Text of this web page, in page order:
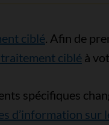
ciblé. Afin de
cibléà
spécifiques
d’information sur